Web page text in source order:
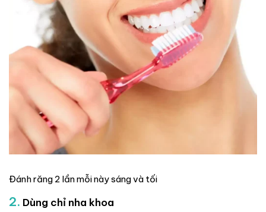
Đánh răng 2 lần mỗi này sáng và tối
2. Dùng chỉ nha khoa